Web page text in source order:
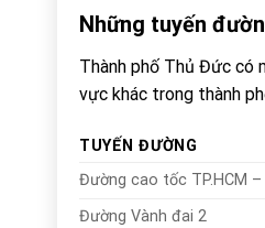
Những tuyến
Thành phố Thủ Đức có
vực khác trong thành
TUYẾN ĐƯỜNG
Đường cao tốc TP.HCM
Đường Vành đai 2